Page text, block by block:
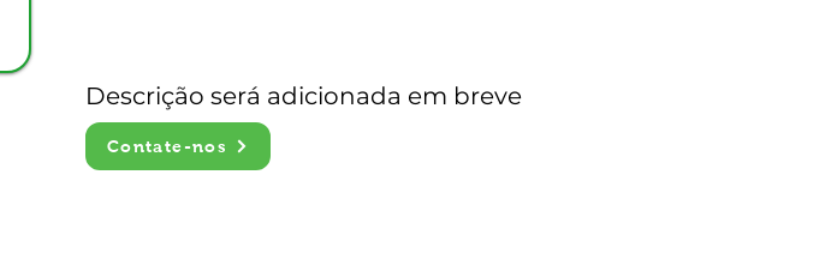
Descrição será adicionada em breve
Contate-nos